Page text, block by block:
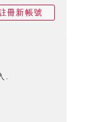
冊新帳號
.